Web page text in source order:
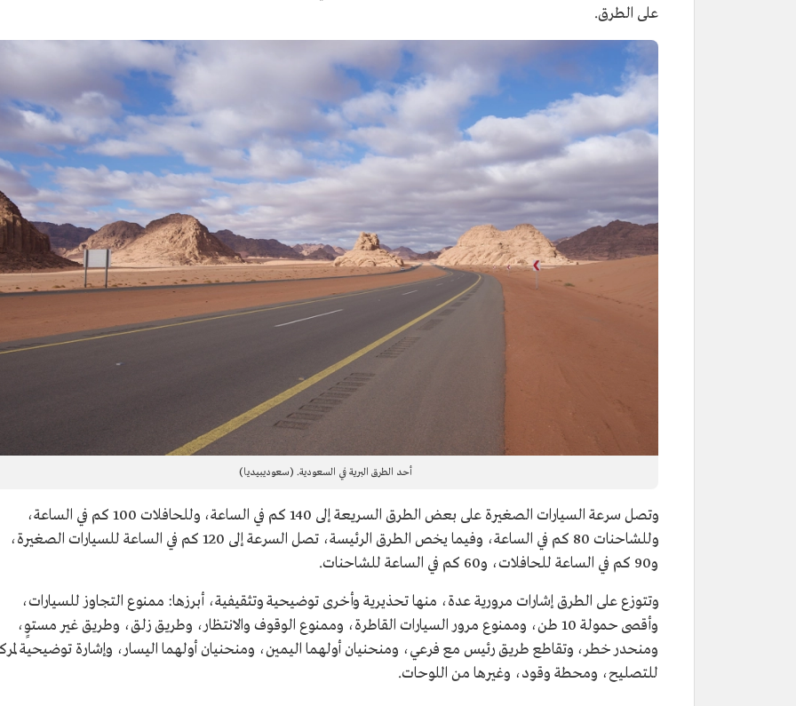
على الطرق.
أحد الطرق البرية في السعودية. (سعوديبيديا)
وتصل سرعة السيارات الصغيرة على بعض الطرق السريعة إلى 140 كم في الساعة، وللحافلات 100 كم في الساعة،
وللشاحنات 80 كم في الساعة، وفيما يخص الطرق الرئيسة، تصل السرعة إلى 120 كم في الساعة للسيارات الصغيرة،
و90 كم في الساعة للحافلات، و60 كم في الساعة للشاحنات.
وتتوزع على الطرق إشارات مرورية عدة، منها تحذيرية وأخرى توضيحية وتثقيفية، أبرزها: ممنوع التجاوز للسيارات،
وأقصى حمولة 10 طن، وممنوع مرور السيارات القاطرة، وممنوع الوقوف والانتظار، وطريق زلق، وطريق غير مستوٍ،
ومنحدر خطر، وتقاطع طريق رئيس مع فرعي، ومنحنيان أولهما اليمين، ومنحنيان أولهما اليسار، وإشارة توضيحية
للتصليح، ومحطة وقود، وغيرها من اللوحات.